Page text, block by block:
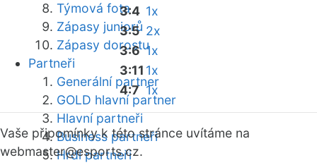
Týmová fota
Zápasy juniorů
Zápasy dorostu
Partneři
Generální partner
GOLD hlavní partner
Hlavní partneři
Business partneři
Hrdí partneři
3:4 1x
3:5 2x
3:6 1x
3:11 1x
4:7 1x
Vaše připomínky k této stránce uvítáme na
webmaster@esports.cz.